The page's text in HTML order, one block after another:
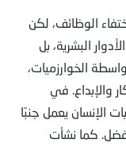
الوظائف، لكن
البشرية، بل
الخوارزميات،
والإبداع. في
الإنسان يعمل جنبًا
كما نشأت